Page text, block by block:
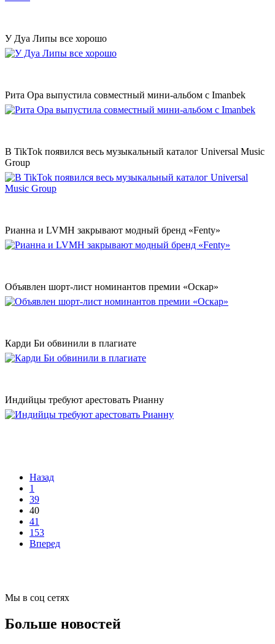
У Дуа Липы все хорошо
Рита Ора выпустила совместный мини-альбом с Imanbek
В TikTok появился весь музыкальный каталог Universal Music
Group
Рианна и LVMH закрывают модный бренд «Fenty»
Объявлен шорт-лист номинантов премии «Оскар»
Карди Би обвинили в плагиате
Индийцы требуют арестовать Рианну
Назад
1
39
40
41
153
Вперед
Мы в соц сетях
Больше новостей